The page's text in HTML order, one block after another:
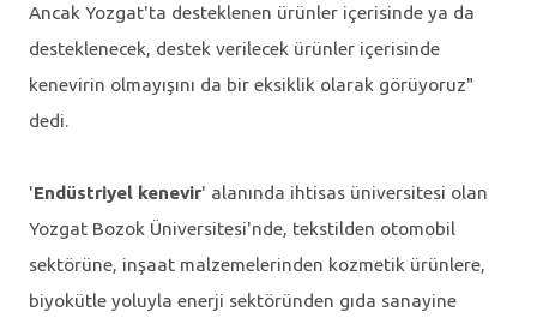
Ancak Yozgat'ta desteklenen ürünler içerisinde ya da
desteklenecek, destek verilecek ürünler içerisinde
kenevirin olmayışını da bir eksiklik olarak görüyoruz"
dedi.
'Endüstriyel kenevir' alanında ihtisas üniversitesi olan
Yozgat Bozok Üniversitesi'nde, tekstilden otomobil
sektörüne, inşaat malzemelerinden kozmetik ürünlere,
biyokütle yoluyla enerji sektöründen gıda sanayine